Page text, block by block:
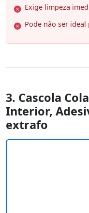
Exige limpeza
Pode não ser
3. Cascola
Interior,
extrafo